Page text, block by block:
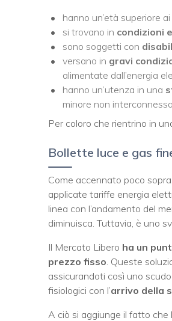
hanno un’età superiore ai
si trovano in condizioni
sono soggetti con
versano in gravi
alimentate dall’energia
hanno un’utenza in una
minore non interconnessa.
Per coloro che rientrino in
Bollette luce e gas
Come accennato poco
applicate tariffe energia
linea con l’andamento del
diminuisca. Tuttavia, è uno
Il Mercato Libero ha un
prezzo fisso . Queste
assicurandoti così uno
fisiologici con l’arrivo della
A ciò si aggiunge il fatto